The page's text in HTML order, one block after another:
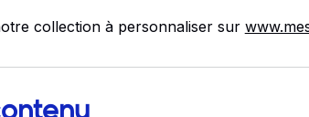
collection à personnaliser sur